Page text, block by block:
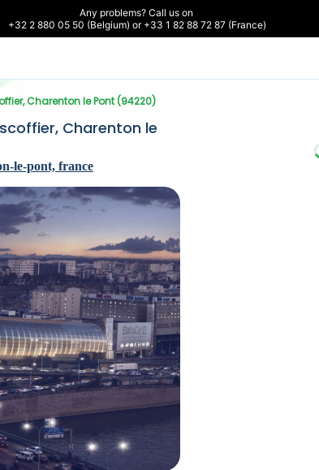
Any problems? Call us on
+32 2 880 05 50 (Belgium) or +33 1 82 88 72 87 (France)
Charenton le Pont (94220)
Charenton le
le-pont, france